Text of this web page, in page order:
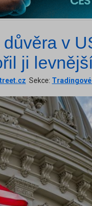
v
ji
Sekce: Tradingové